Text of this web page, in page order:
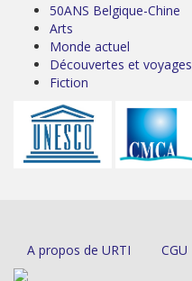
50ANS Belgique-Chine
Arts
Monde actuel
Découvertes et voyages
Fiction
A propos de URTI CGU